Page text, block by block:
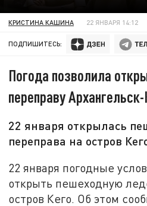
КРИСТИНА КАШИНА 22 ЯНВАРЯ 14:12
ПОДПИШИТЕСЬ:
Погода позволила
переправу
22 января открылась
переправа на остров
22 января погодные
открыть пешеходную
остров Кего. Об этом